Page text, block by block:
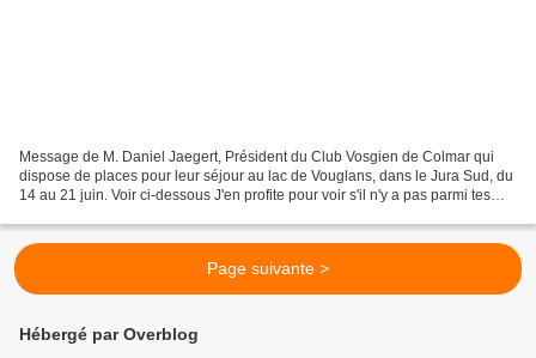
Message de M. Daniel Jaegert, Président du Club Vosgien de Colmar qui
dispose de places pour leur séjour au lac de Vouglans, dans le Jura Sud, du
14 au 21 juin. Voir ci-dessous J'en profite pour voir s'il n'y a pas parmi tes
Page suivante >
Hébergé par Overblog